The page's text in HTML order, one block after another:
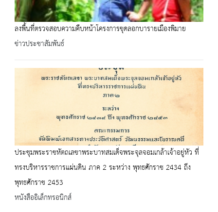
ลงพื้นที่ตรวจสอบความคืบหน้าโครงการขุดลอกบารายเมืองพิมาย
ข่าวประชาสัมพันธ์
ประชุมพระราชหัตถเลขาพระบาทสมเด็จพระจุลจอมเกล้าเจ้าอยู่หัว ที่
ทรงบริหารราชการแผ่นดิน ภาค 2 ระหว่าง พุทธศักราช 2434 ถึง
พุทธศักราช 2453
หนังสืออิเล็กทรอนิกส์